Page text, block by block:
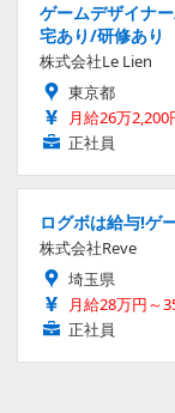
ゲームデザイナ
宅あり/研修あり
株式会社Le Lien
東京都
月給26万
正社員
ログボは給与!ゲ
株式会社Reve
埼玉県
月給28万円～
正社員